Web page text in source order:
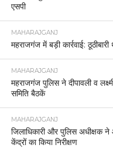
एसपी
MAHARAJGANJ
महराजगंज में बड़ी कार्रवाई: ठूठीबारी
MAHARAJGANJ
महराजगंज पुलिस ने दीपावली व
समिति बैठकें
MAHARAJGANJ
जिलाधिकारी और पुलिस अधीक्षक ने
केंद्रों का किया निरीक्षण